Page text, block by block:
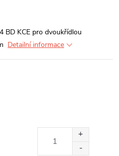
BD KCE pro dvoukřídlou
Detailní informace